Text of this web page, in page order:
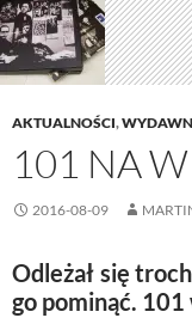
AKTUALNOŚCI,
101 NA
2016-08-09
Odleżał się
go pominąć.